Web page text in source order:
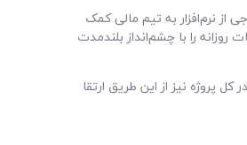
از نرم‌افزار به تیم مالی کمک
را با چشم‌انداز بلندمدت
پروژه نیز از این طریق ارتقا